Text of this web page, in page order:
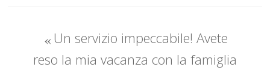
Un servizio impeccabile! Avete
reso la mia vacanza con la famiglia